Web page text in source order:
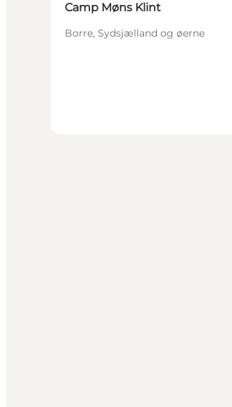
Camp Møns Klint
Borre, Sydsjælland og øerne